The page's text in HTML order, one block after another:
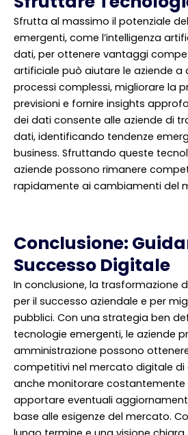
Sfrutta al massimo il potenziale
emergenti, come l’intelligenza
dati, per ottenere vantaggi
artificiale può aiutare le aziende a
processi complessi, migliorare la
previsioni e fornire insights
dei dati consente alle aziende di
dati, identificando tendenze
business. Sfruttando queste
aziende possono rimanere
rapidamente ai cambiamenti del
Conclusione:
Successo Digitale
In conclusione, la trasformazione
per il successo aziendale e per
pubblici. Con una strategia ben
tecnologie emergenti, le aziende
amministrazione possono
competitivi nel mercato digitale di
anche monitorare costantemente
apportare eventuali
base alle esigenze del mercato.